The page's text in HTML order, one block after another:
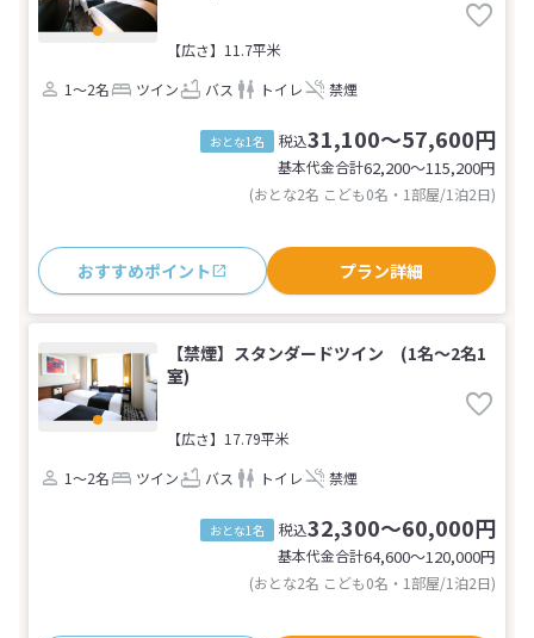
【広さ】11.7平米
1～2名
ツイン バス トイレ 禁煙
おとな1名 税込31,100～57,600円
基本代金合計62,200〜115,200円
(おとな2名 こども0名・1部屋/1泊2日)
おすすめポイント プラン詳細
【禁煙】スタンダードツイン (1名～2名1
室)
【広さ】17.79平米
1～2名
ツイン バス トイレ 禁煙
おとな1名 税込32,300～60,000円
基本代金合計64,600〜120,000円
(おとな2名 こども0名・1部屋/1泊2日)